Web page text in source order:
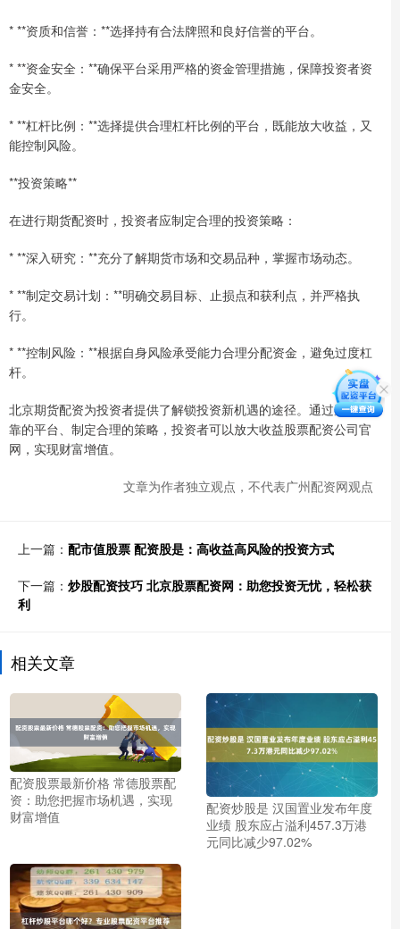
* **资质和信誉：**选择持有合法牌照和良好信誉的平台。
* **资金安全：**确保平台采用严格的资金管理措施，保障投资者资
金安全。
* **杠杆比例：**选择提供合理杠杆比例的平台，既能放大收益，又
能控制风险。
**投资策略**
在进行期货配资时，投资者应制定合理的投资策略：
* **深入研究：**充分了解期货市场和交易品种，掌握市场动态。
* **制定交易计划：**明确交易目标、止损点和获利点，并严格执
行。
* **控制风险：**根据自身风险承受能力合理分配资金，避免过度杠
杆。
北京期货配资为投资者提供了解锁投资新机遇的途径。通过选择可
靠的平台、制定合理的策略，投资者可以放大收益股票配资公司官
网，实现财富增值。
文章为作者独立观点，不代表广州配资网观点
上一篇： 配市值股票 配资股是：高收益高风险的投资方式
下一篇： 炒股配资技巧 北京股票配资网：助您投资无忧，轻松获
利
相关文章
配资股票最新价格 常德股票配
资：助您把握市场机遇，实现
财富增值
配资炒股是 汉国置业发布年度
业绩 股东应占溢利457.3万港
元同比减少97.02%